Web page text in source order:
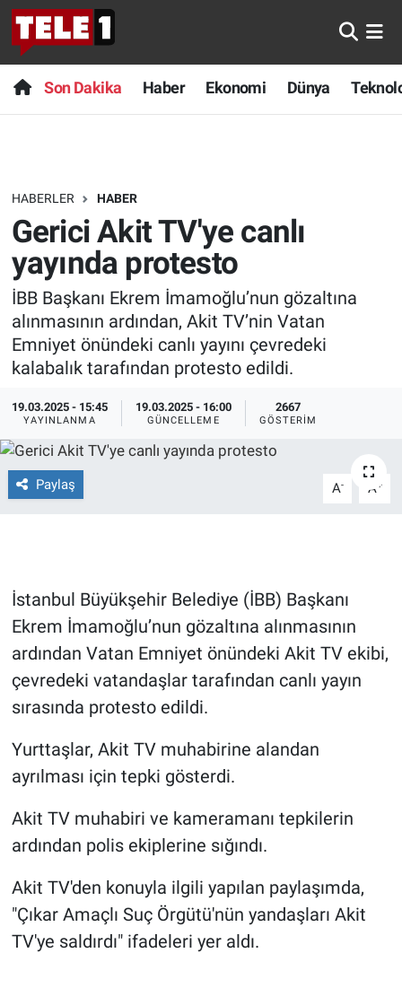
Son Dakika Haber Ekonomi Dünya
HABERLER HABER
Gerici Akit TV'ye canlı
yayında protesto
İBB Başkanı Ekrem İmamoğlu’nun gözaltına
alınmasının ardından, Akit TV’nin Vatan
Emniyet önündeki canlı yayını çevredeki
kalabalık tarafından protesto edildi.
19.03.2025 - 15:45
YAYINLANMA
19.03.2025 - 16:00
GÜNCELLEME
2667
GÖSTERIM
Paylaş A- A+
İstanbul Büyükşehir Belediye (İBB) Başkanı
Ekrem İmamoğlu’nun gözaltına alınmasının
ardından Vatan Emniyet önündeki Akit TV ekibi,
çevredeki vatandaşlar tarafından canlı yayın
sırasında protesto edildi.
Yurttaşlar, Akit TV muhabirine alandan
ayrılması için tepki gösterdi.
Akit TV muhabiri ve kameramanı tepkilerin
ardından polis ekiplerine sığındı.
Akit TV'den konuyla ilgili yapılan paylaşımda,
"Çıkar Amaçlı Suç Örgütü'nün yandaşları Akit
TV'ye saldırdı" ifadeleri yer aldı.
Anında Manşet
Başka Sohbetler
Bilim turu
Bilim ve Teknoloji Evreni
Doğa Konuşuyor
Dünya
Eğitim
Forum
Gerçeğin İzinde
Gün Başlıyor
Gün Bitiyor
Gündem Özel
Günün görüntüsü
Haber
Son Dakika
Haber
Dünya
Teknoloji
Sağlık
Spor
Nöbetçi Eczaneler
Hava Durumu
Trafik Durumu
Süper Lig Puan Durumu ve Fikstür
Tüm Manşetler
Son Dakika Haberleri